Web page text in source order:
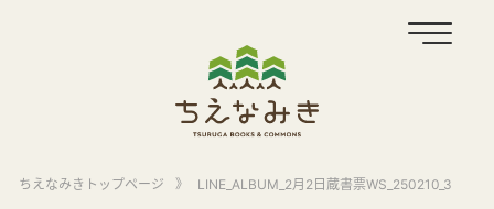
ちえなみきトップページ 》 LINE_ALBUM_2月2日蔵書票WS_250210_3